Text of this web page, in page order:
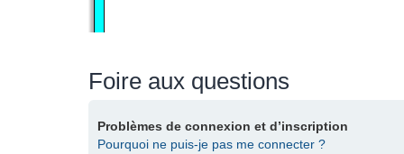
Foire aux questions
Problèmes de connexion et d’inscription
Pourquoi ne puis-je pas me connecter ?